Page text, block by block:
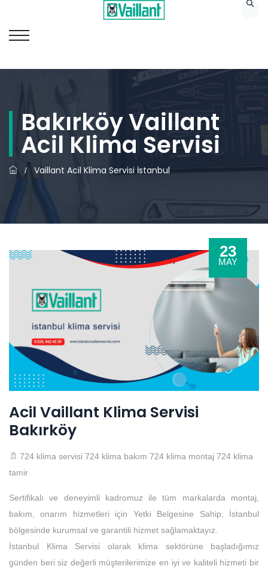
Bakırköy Vaillant
Acil Klima Servisi
/ Vaillant Acil Klima Servisi İstanbul
23
MAY
Acil Vaillant Klima Servisi
Bakırköy
724 klima servisi 724 klima bakım 724 klima montaj 724 klima
tamir
Sertifikalı ve deneyimli kadromuz ile tüm markalarda montaj,
bakım, onarım hizmetleri için Yetki Belgesine Sahip, İstanbul
bölgesinde kurumsal ve garantili hizmet sağlamaktayız.
İstanbul Klima Servisi olarak klima sektörüne başladığımız
günden beri siz değerli müşterilerimize en iyi ve kaliteli hizmeti bir